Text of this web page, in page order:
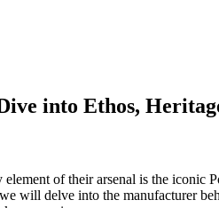
into Ethos,
of their arsenal is the
will delve into the manufacturer